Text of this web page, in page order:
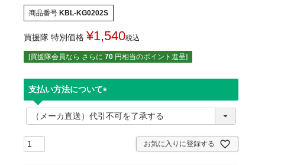
商品番号 KBL-KG0202S
買援隊 特別価格 ¥1,540税込
[買援隊会員なら さらに 70 円相当のポイント進呈]
支払い方法について
必
お気に入りに登録する